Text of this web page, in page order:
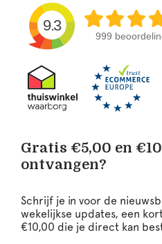
9.3
999
Gratis €5,00 en
ontvangen?
Schrijf je in voor de
wekelijkse updates, een
€10,00 die je direct kan